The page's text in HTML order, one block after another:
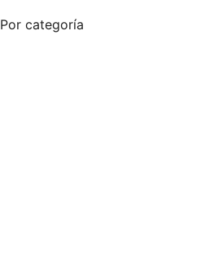
Por categoría